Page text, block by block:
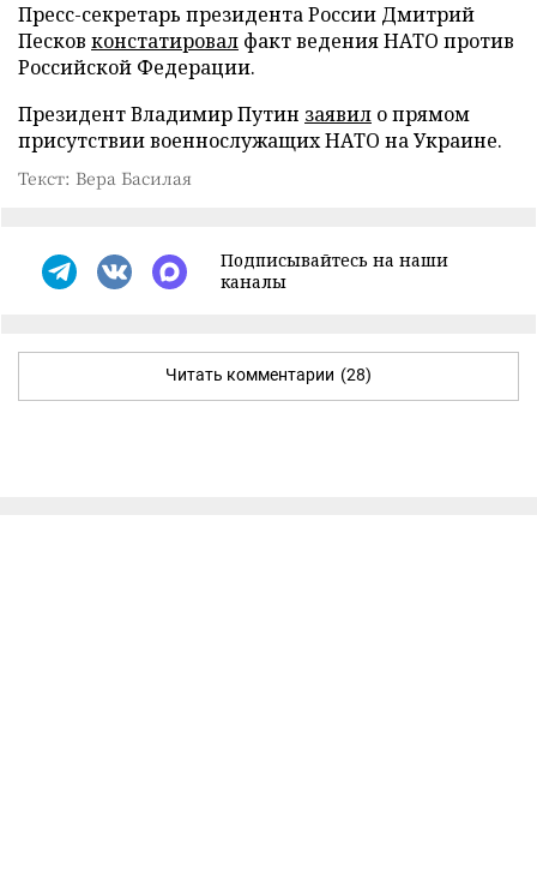
Пресс-секретарь президента России Дмитрий
Песков констатировал факт ведения НАТО против
Российской Федерации.
Президент Владимир Путин заявил о прямом
присутствии военнослужащих НАТО на Украине.
Текст: Вера Басилая
Подписывайтесь на наши
каналы
Читать комментарии (28)